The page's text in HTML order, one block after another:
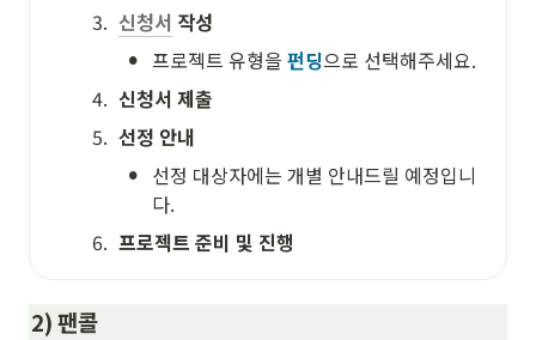
3. 신청서 작성
• 프로젝트 유형을 펀딩으로 선택해주세요.
4. 신청서 제출
5. 선정 안내
• 선정 대상자에는 개별 안내드릴 예정입니
다.
6. 프로젝트 준비 및 진행
2) 팬콜